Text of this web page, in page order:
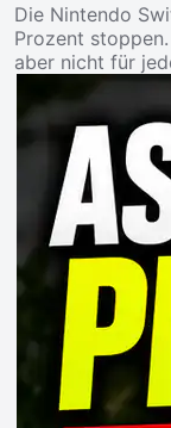
Die Nintendo
Prozent
aber nicht für